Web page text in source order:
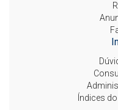
Índices